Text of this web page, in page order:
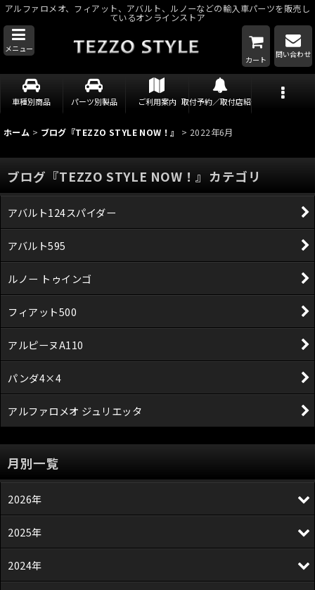
アルファロメオ、フィアット、アバルト、ルノーなどの輸入車パーツを販売し
ているオンラインストア
メニュー
カート
問い合わせ
車種別商品 パーツ別製品 ご利用案内 取付予約／取付店紹介
ホーム > ブログ『TEZZO STYLE NOW！』 > 2022年6月
ブログ『TEZZO STYLE NOW！』カテゴリ
アバルト124スパイダー
アバルト595
ルノー トゥインゴ
フィアット500
アルピーヌA110
パンダ4×4
アルファロメオ ジュリエッタ
月別一覧
2026年
2025年
2024年